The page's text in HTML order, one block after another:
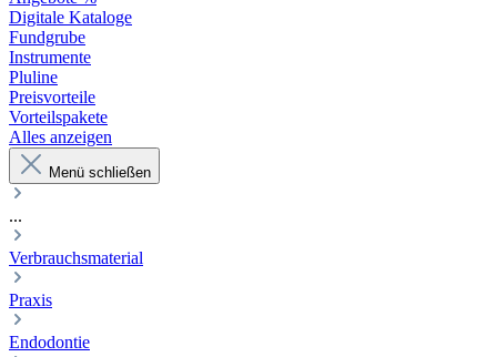
Digitale Kataloge
Fundgrube
Instrumente
Pluline
Preisvorteile
Vorteilspakete
Alles anzeigen
Menü schließen
...
Verbrauchsmaterial
Praxis
Endodontie